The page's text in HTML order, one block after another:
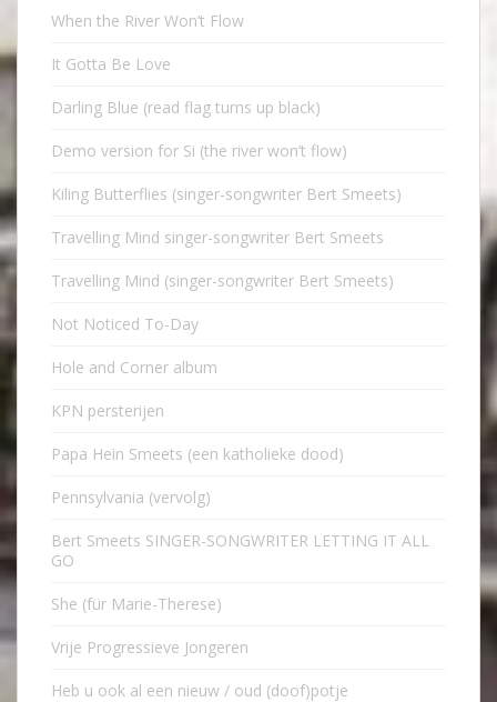
When the River Won’t Flow
It Gotta Be Love
Darling Blue (read flag turns up black)
Demo version for Si (the river won’t flow)
Kiling Butterflies (singer-songwriter Bert Smeets)
Travelling Mind singer-songwriter Bert Smeets
Travelling Mind (singer-songwriter Bert Smeets)
Not Noticed To-Day
Hole and Corner album
KPN persterijen
Papa Hein Smeets (een katholieke dood)
Pennsylvania (vervolg)
Bert Smeets SINGER-SONGWRITER LETTING IT ALL
GO
She (für Marie-Therese)
Vrije Progressieve Jongeren
Heb u ook al een nieuw / oud (doof)potje